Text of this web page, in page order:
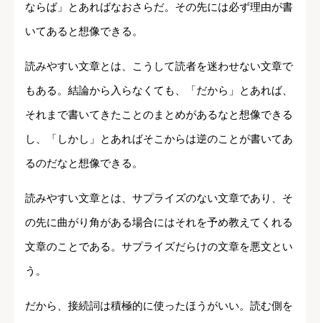
ならば」とあればなおさらだ。その先には必ず理由が書
いてあると想像できる。
読みやすい文章とは、こうして読者を迷わせない文章で
もある。結論から入らなくても、「だから」とあれば、
それまで書いてきたことのまとめがあるなと想像できる
し、「しかし」とあればそこからは逆のことが書いてあ
るのだなと想像できる。
読みやすい文章とは、サプライズのない文章であり、そ
の先に曲がり角がある場合にはそれを予め教えてくれる
文章のことである。サプライズだらけの文章を悪文とい
う。
だから、接続詞は積極的に使ったほうがいい。読む側を